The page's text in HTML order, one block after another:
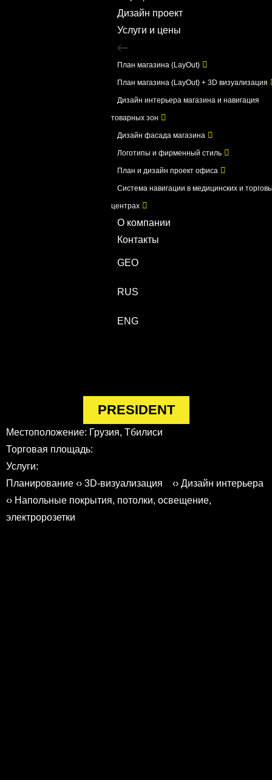
Дизайн проект
Услуги и цены
План магазина (LayOut)
План магазина (LayOut) + 3D визуализация
Дизайн интерьера магазина и навигация
товарных зон
Дизайн фасада магазина
Логотипы и фирменный стиль
План и дизайн проект офиса
Система навигации в медицинских и
центрах
О компании
Контакты
GEO
RUS
ENG
PRESIDENT
Местоположение: Грузия, Тбилиси
Торговая площадь:
Услуги:
Планирование ‹› 3D-визуализация ‹› Дизайн интерьера
‹› Напольные покрытия, потолки, освещение,
электророзетки